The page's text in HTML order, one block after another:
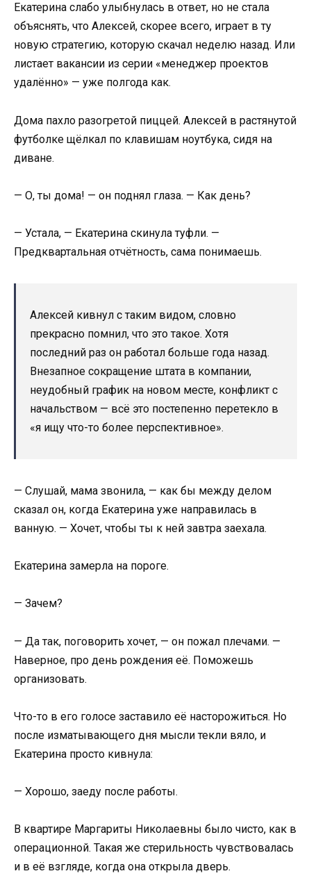
Екатерина слабо улыбнулась в ответ, но не стала
объяснять, что Алексей, скорее всего, играет в ту
новую стратегию, которую скачал неделю назад. Или
листает вакансии из серии «менеджер проектов
удалённо» — уже полгода как.
Дома пахло разогретой пиццей. Алексей в растянутой
футболке щёлкал по клавишам ноутбука, сидя на
диване.
— О, ты дома! — он поднял глаза. — Как день?
— Устала, — Екатерина скинула туфли. —
Предквартальная отчётность, сама понимаешь.
Алексей кивнул с таким видом, словно
прекрасно помнил, что это такое. Хотя
последний раз он работал больше года назад.
Внезапное сокращение штата в компании,
неудобный график на новом месте, конфликт с
начальством — всё это постепенно перетекло в
«я ищу что-то более перспективное».
— Слушай, мама звонила, — как бы между делом
сказал он, когда Екатерина уже направилась в
ванную. — Хочет, чтобы ты к ней завтра заехала.
Екатерина замерла на пороге.
— Зачем?
— Да так, поговорить хочет, — он пожал плечами. —
Наверное, про день рождения её. Поможешь
организовать.
Что-то в его голосе заставило её насторожиться. Но
после изматывающего дня мысли текли вяло, и
Екатерина просто кивнула:
— Хорошо, заеду после работы.
В квартире Маргариты Николаевны было чисто, как в
операционной. Такая же стерильность чувствовалась
и в её взгляде, когда она открыла дверь.